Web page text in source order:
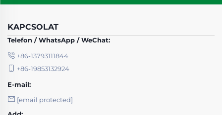
KAPCSOLAT
Telefon / WhatsApp / WeChat:
+86-13793111844
+86-19853132924
E-mail:
[email protected]